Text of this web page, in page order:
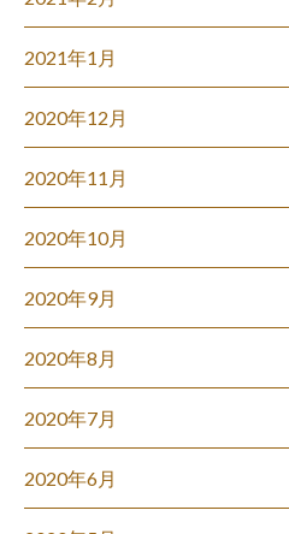
2021年1月
2020年12月
2020年11月
2020年10月
2020年9月
2020年8月
2020年7月
2020年6月